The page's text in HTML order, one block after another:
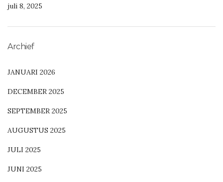
juli 8, 2025
Archief
JANUARI 2026
DECEMBER 2025
SEPTEMBER 2025
AUGUSTUS 2025
JULI 2025
JUNI 2025